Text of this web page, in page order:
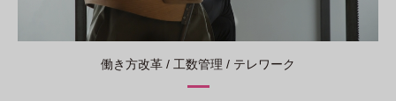
働き方改革 / 工数管理 / テレワーク